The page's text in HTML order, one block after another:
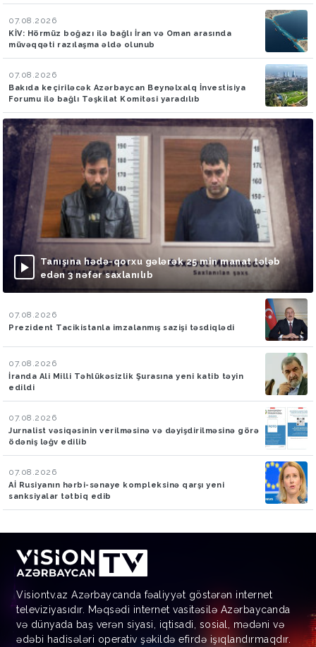
07.08.2026
KİV: Hörmüz boğazı ilə bağlı İran və Oman arasında
müvəqqəti razılaşma əldə olunub
07.08.2026
Bakıda keçiriləcək Azərbaycan Beynəlxalq İnvestisiya
Forumu ilə bağlı Təşkilat Komitəsi yaradılıb
Tanışına hədə-qorxu gələrək 25 min manat tələb
edən 3 nəfər saxlanılıb
07.08.2026
Prezident Tacikistanla imzalanmış sazişi təsdiqlədi
07.08.2026
İranda Ali Milli Təhlükəsizlik Şurasına yeni katib təyin
edildi
07.08.2026
Jurnalist vəsiqəsinin verilməsinə və dəyişdirilməsinə görə
ödəniş ləğv edilib
07.08.2026
Aİ Rusiyanın hərbi-sənaye kompleksinə qarşı yeni
sanksiyalar tətbiq edib
Visiontv.az Azərbaycanda fəaliyyət göstərən internet
televiziyasıdır. Məqsədi internet vasitəsilə Azərbaycanda
və dünyada baş verən siyasi, iqtisadi, sosial, mədəni və
ədəbi hadisələri operativ şəkildə efirdə işıqlandırmaqdır.